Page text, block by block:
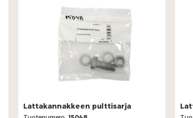
Lattakannakkeen pulttisarja